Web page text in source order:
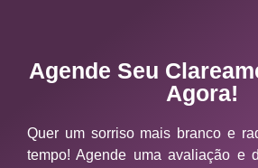
Agende Seu
Agora!
Quer um sorriso mais branco e
tempo! Agende uma avaliação e